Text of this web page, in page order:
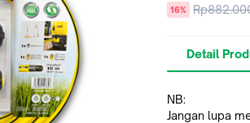
diskon
16%
Harga
Detail
NB:
Jangan lupa